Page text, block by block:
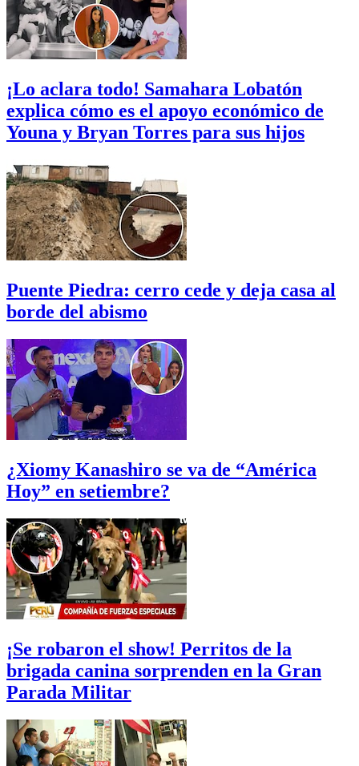
¡Lo aclara todo! Samahara Lobatón
explica cómo es el apoyo económico de
Youna y Bryan Torres para sus hijos
Puente Piedra: cerro cede y deja casa al
borde del abismo
¿Xiomy Kanashiro se va de “América
Hoy” en setiembre?
¡Se robaron el show! Perritos de la
brigada canina sorprenden en la Gran
Parada Militar